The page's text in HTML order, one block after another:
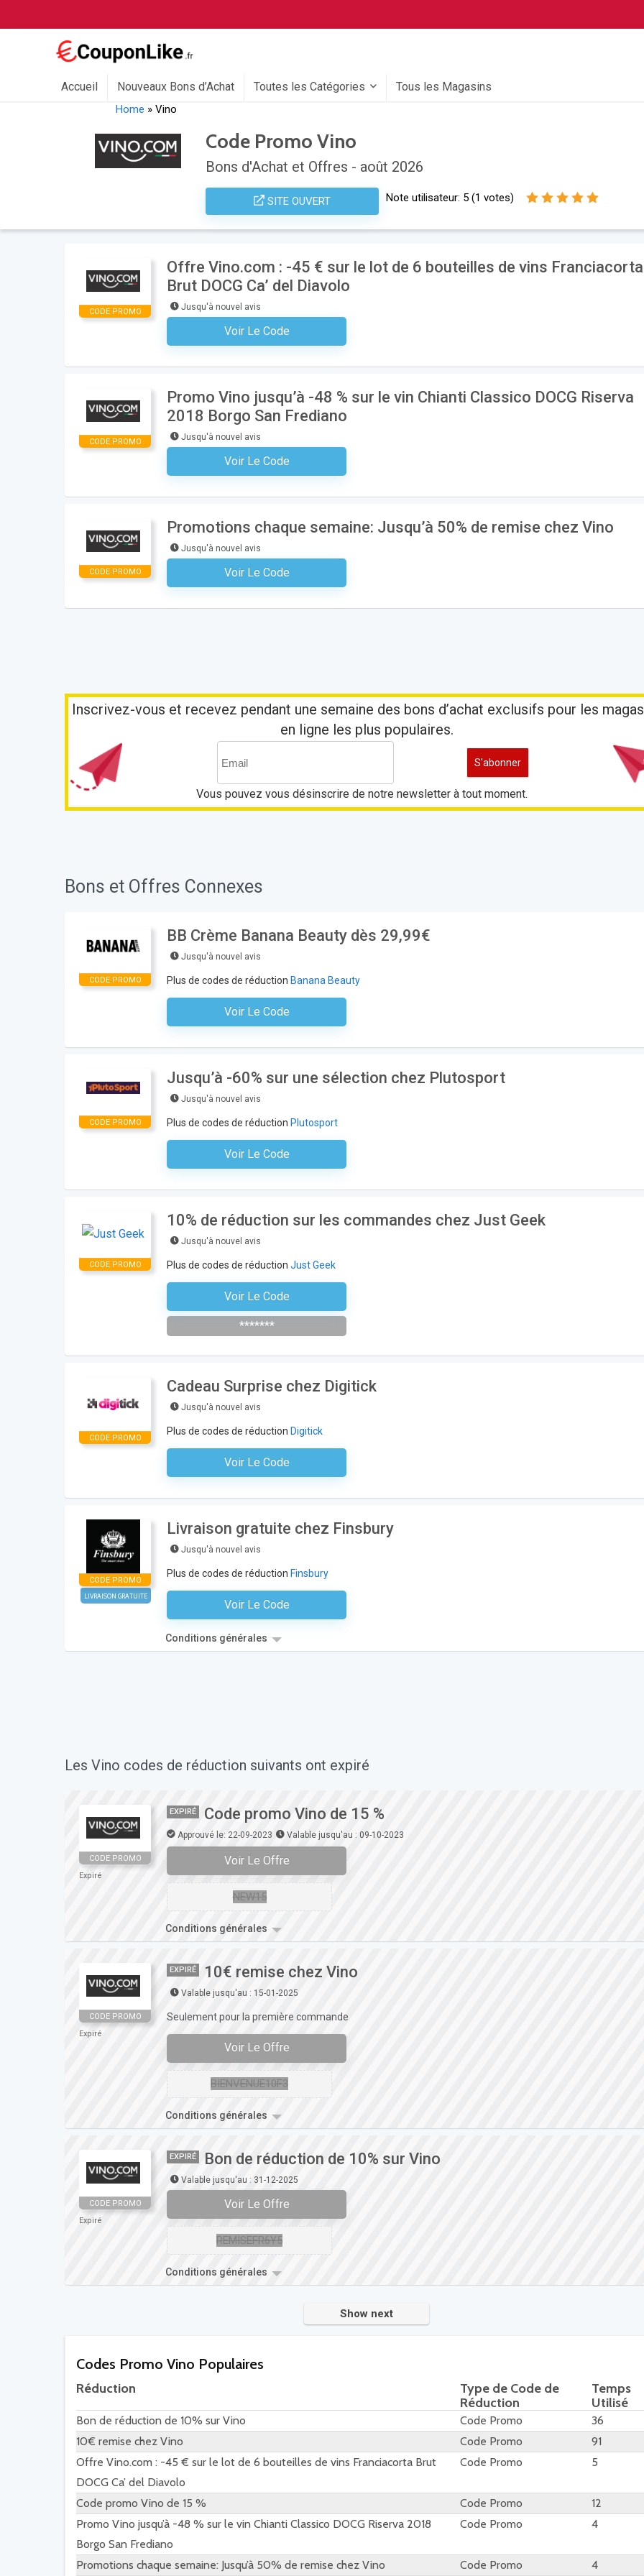
Accueil Nouveaux Bons d’Achat Toutes les Catégories Tous les Magasins
Home »Vino
Code Promo Vino
Bons d'Achat et Offres - août 2026
SITE OUVERT Note utilisateur: 5 (1 votes)
CODE PROMO
Offre Vino.com : -45 € sur le lot de 6 bouteilles de vins Franciacorta
Brut DOCG Ca’ del Diavolo
Jusqu'à nouvel avis
Voir Le Code
Aucun Code N'est Nécessaire
CODE PROMO
Promo Vino jusqu’à -48 % sur le vin Chianti Classico DOCG Riserva
2018 Borgo San Frediano
Jusqu'à nouvel avis
Voir Le Code
Aucun Code N'est Nécessaire
CODE PROMO
Promotions chaque semaine: Jusqu’à 50% de remise chez Vino
Jusqu'à nouvel avis
Voir Le Code
Aucun Code N'est Nécessaire
Inscrivez-vous et recevez pendant une semaine des bons d’achat exclusifs pour les
en ligne les plus populaires.
Vous pouvez vous désinscrire de notre newsletter à tout moment.
Bons et Offres Connexes
CODE PROMO
BB Crème Banana Beauty dès 29,99€
Jusqu'à nouvel avis
Plus de codes de réduction Banana Beauty
Voir Le Code
Aucun Code N'est Nécessaire
CODE PROMO
Jusqu’à -60% sur une sélection chez Plutosport
Jusqu'à nouvel avis
Plus de codes de réduction Plutosport
Voir Le Code
Aucun Code N'est Nécessaire
CODE PROMO
10% de réduction sur les commandes chez Just Geek
Jusqu'à nouvel avis
Plus de codes de réduction Just Geek
Voir Le Code
S'inscrire À La Newsletter
*******
CODE PROMO
Cadeau Surprise chez Digitick
Jusqu'à nouvel avis
Plus de codes de réduction Digitick
Voir Le Code
Aucun Code N'est Nécessaire
CODE PROMO
LIVRAISON GRATUITE
Livraison gratuite chez Finsbury
Jusqu'à nouvel avis
Plus de codes de réduction Finsbury
Voir Le Code
Aucun Code N'est Nécessaire
Conditions générales
Les Vino codes de réduction suivants ont expiré
CODE PROMO
Expiré
EXPIRÉ Code promo Vino de 15 %
Approuvé le: 22-09-2023 Valable jusqu'au : 09-10-2023
Voir Le Offre
NEW15
Conditions générales
CODE PROMO
Expiré
EXPIRÉ 10€ remise chez Vino
Valable jusqu'au : 15-01-2025
Seulement pour la première commande
Voir Le Offre
BIENVENUE10F3
Conditions générales
CODE PROMO
Expiré
EXPIRÉ Bon de réduction de 10% sur Vino
Valable jusqu'au : 31-12-2025
Voir Le Offre
REMISEFR6Y5
Conditions générales
Show next
Codes Promo Vino Populaires
Réduction
Type de Code de
Réduction
Temps
Utilisé
Bon de réduction de 10% sur Vino Code Promo
36
10€ remise chez Vino
Code Promo
91
Offre Vino.com : -45 € sur le lot de 6 bouteilles de vins Franciacorta Brut
DOCG Ca’ del Diavolo
Code Promo 5
Code promo Vino de 15 % Code Promo
12
Promo Vino jusqu’à -48 % sur le vin Chianti Classico DOCG Riserva 2018
Borgo San Frediano
Code Promo 4
Promotions chaque semaine: Jusqu’à 50% de remise chez Vino Code Promo 4